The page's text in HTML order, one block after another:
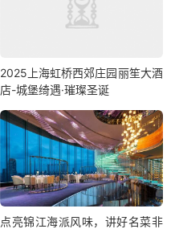
2025上海虹桥西郊庄园丽笙大酒
店-城堡绮遇·璀璨圣诞
点亮锦江海派风味，讲好名菜非